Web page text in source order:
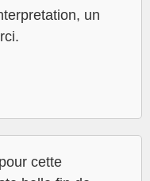
un
cette